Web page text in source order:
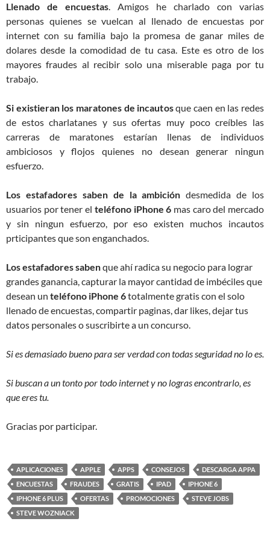
Llenado de encuestas. Amigos he charlado con varias
personas quienes se vuelcan al llenado de encuestas por
internet con su familia bajo la promesa de ganar miles de
dolares desde la comodidad de tu casa. Este es otro de los
mayores fraudes al recibir solo una miserable paga por tu
trabajo.
Si existieran los maratones de incautosque caen en las redes
de estos charlatanes y sus ofertas muy poco creíbles las
carreras de maratones estarían llenas de individuos
ambiciosos y flojos quienes no desean generar ningun
esfuerzo.
Los estafadores saben de la ambición desmedida de los
usuarios por tener el teléfono iPhone 6 mas caro del mercado
y sin ningun esfuerzo, por eso existen muchos incautos
prticipantes que son enganchados.
Los estafadores sabenque ahí radica su negocio para lograr
grandes ganancia, capturar la mayor cantidad de imbéciles que
desean un teléfono iPhone 6totalmente gratis con el solo
llenado de encuestas, compartir paginas, dar likes, dejar tus
datos personales o suscribirte a un concurso.
Si es demasiado bueno para ser verdad con todas seguridad no lo es.
Si buscan a un tonto por todo internet y no logras encontrarlo, es
que eres tu.
Gracias por participar.
APLICACIONES APPLE APPS CONSEJOS
DESCARGA APPA
ENCUESTAS
FRAUDES GRATIS IPAD
IPHONE 6
IPHONE 6 PLUS
OFERTAS PROMOCIONES
STEVE JOBS
STEVE WOZNIACK